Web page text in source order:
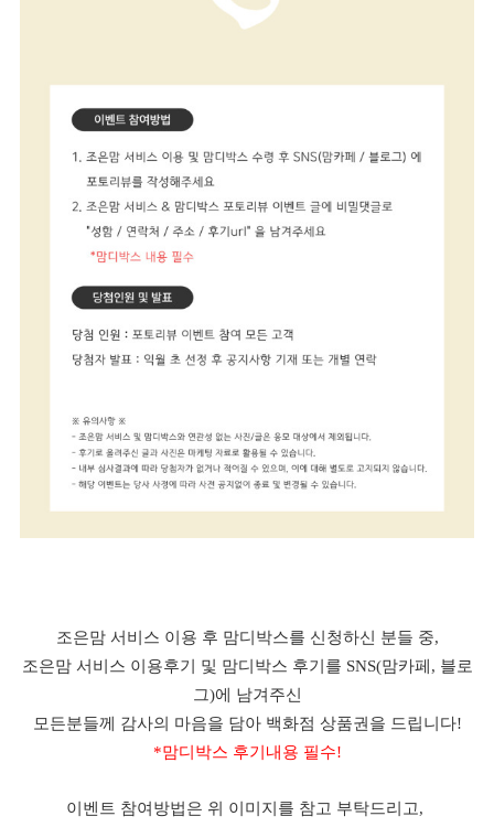
조은맘 서비스 이용 후 맘디박스를 신청하신 분들 중,
조은맘 서비스 이용후기 및 맘디박스 후기를 SNS(맘카페, 블로
그)에 남겨주신
모든분들께 감사의 마음을 담아 백화점 상품권을 드립니다!
*맘디박스 후기내용 필수!
이벤트 참여방법은 위 이미지를 참고 부탁드리고,